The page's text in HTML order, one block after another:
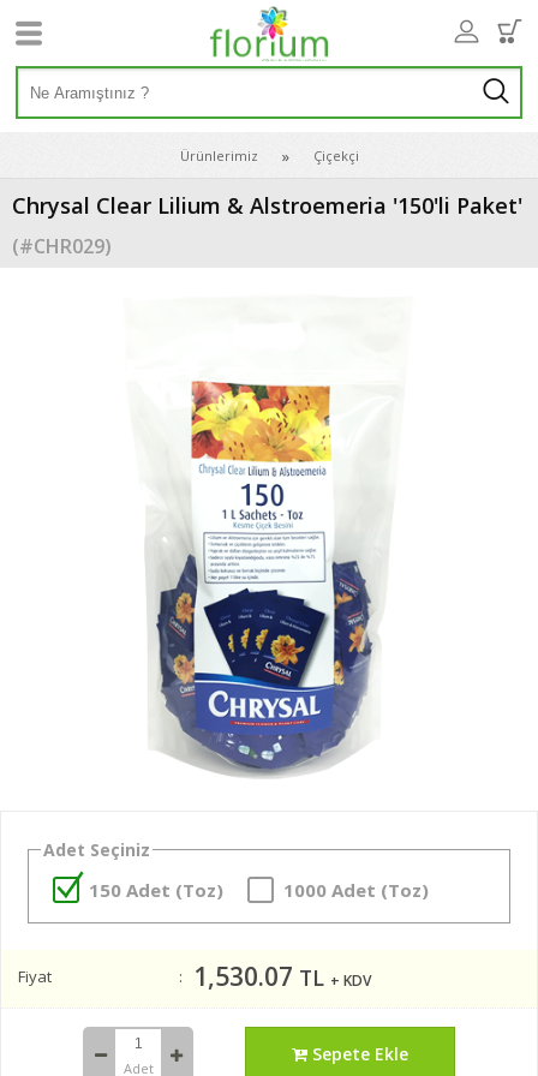
Ürünlerimiz Çiçekçi
Chrysal Clear Lilium & Alstroemeria '150'li Paket'
(#CHR029)
Adet Seçiniz
150 Adet (Toz) 1000 Adet (Toz)
Fiyat 1,530.07 TL + KDV
Adet
Sepete Ekle